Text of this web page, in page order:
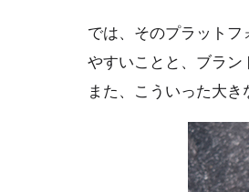
では、そのプラット
やすいことと、ブラン
また、こういった大